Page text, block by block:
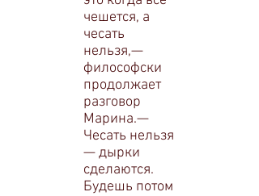
чешется, а
чесать
нельзя,—
философски
продолжает
разговор
Марина.—
Чесать нельзя
— дырки
сделаются.
Будешь потом